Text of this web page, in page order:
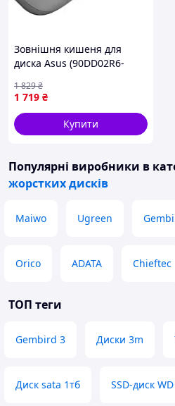
Зовнішня кишеня для
диска Asus (90DD02R6-
1 719 ₴
1 829₴
Купити
Популярні виробники в
жорстких дисків
Maiwo Ugreen
Orico ADATA Chieftec
ТОП теги
Gembird 3 Диски 3m
Диск sata 1тб SSD-диск